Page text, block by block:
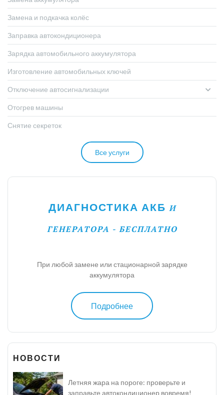
Замена и подкачка колёс
Заправка автокондиционера
Зарядка автомобильного аккумулятора
Изготовление автомобильных ключей
Отключение автосигнализации
Отогрев машины
Снятие секреток
Все услуги
ДИАГНОСТИКА АКБ И
ГЕНЕРАТОРА - БЕСПЛАТНО
При любой замене или стационарной зарядке
аккумулятора
Подробнее
НОВОСТИ
Летняя жара на пороге: проверьте и
заправьте автокондиционер вовремя!